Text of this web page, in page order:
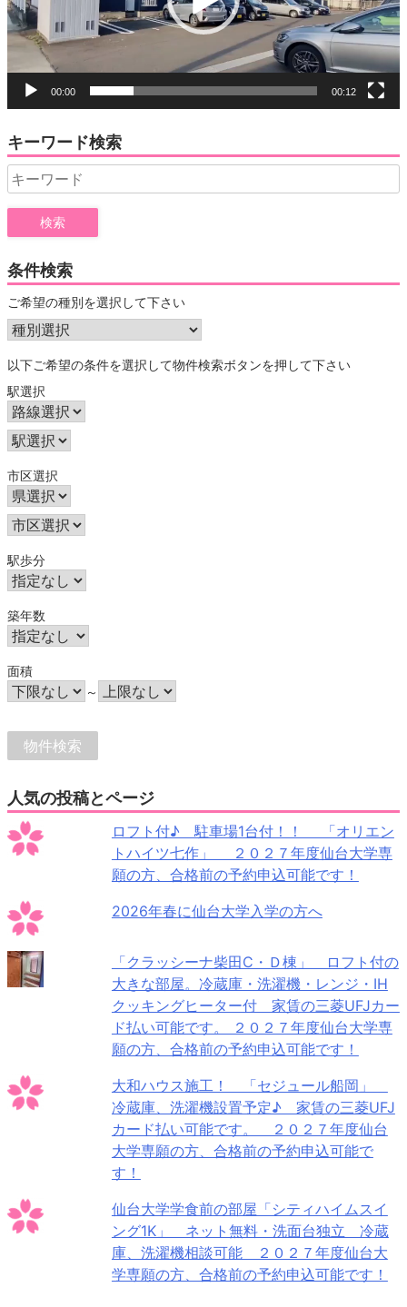
ヤ
ー
00:00 00:12
キーワード検索
Search
for:
条件検索
ご希望の種別を選択して下さい
以下ご希望の条件を選択して物件検索ボタンを押して下さい
駅選択
市区選択
駅歩分
築年数
面積
～
人気の投稿とページ
ロフト付♪ 駐車場1台付！！ 「オリエン
トハイツ七作」 ２０２７年度仙台大学専
願の方、合格前の予約申込可能です！
2026年春に仙台大学入学の方へ
「クラッシーナ柴田C・Ｄ棟」 ロフト付の
大きな部屋。冷蔵庫・洗濯機・レンジ・IH
クッキングヒーター付 家賃の三菱UFJカー
ド払い可能です。 ２０２７年度仙台大学専
願の方、合格前の予約申込可能です！
大和ハウス施工！ 「セジュール船岡」
冷蔵庫、洗濯機設置予定♪ 家賃の三菱UFJ
カード払い可能です。 ２０２７年度仙台
大学専願の方、合格前の予約申込可能で
す！
仙台大学学食前の部屋「シティハイムスイ
ング1K」 ネット無料・洗面台独立 冷蔵
庫、洗濯機相談可能 ２０２７年度仙台大
学専願の方、合格前の予約申込可能です！